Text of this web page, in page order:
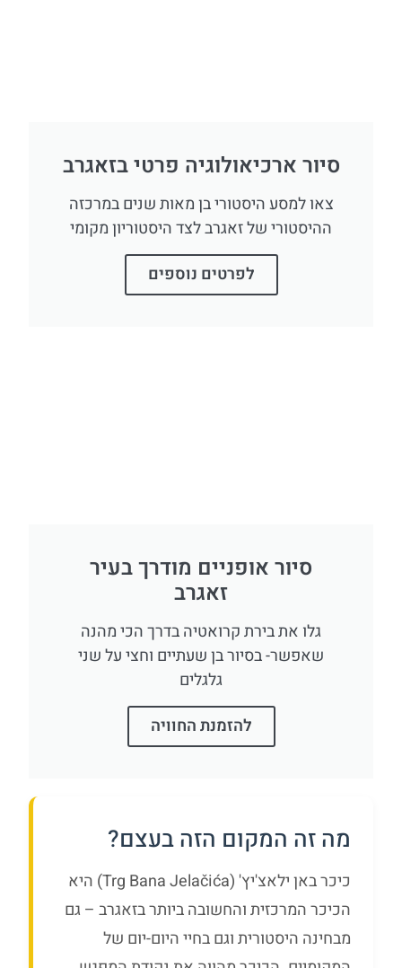
סיור ארכיאולוגיה פרטי בזאגרב
צאו למסע היסטורי בן מאות שנים במרכזה
ההיסטורי של זאגרב לצד היסטוריון מקומי
לפרטים נוספים
סיור אופניים מודרך בעיר
זאגרב
גלו את בירת קרואטיה בדרך הכי מהנה
שאפשר- בסיור בן שעתיים וחצי על שני
גלגלים
להזמנת החוויה
מה זה המקום הזה בעצם?
כיכר באן ילאצ'יץ' (Trg Bana Jelačića) היא
הכיכר המרכזית והחשובה ביותר בזאגרב – גם
מבחינה היסטורית וגם בחיי היום-יום של